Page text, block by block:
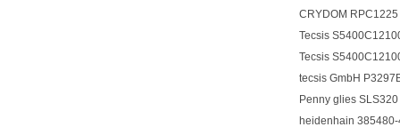
CRYDOM RPC1225
Tecsis
Tecsis
tecsis GmbH
Penny glies
heidenhain